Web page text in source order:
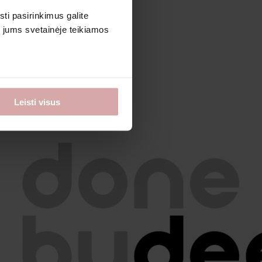
pasirinkimus galite
svetainėje teikiamos
Leisti visus